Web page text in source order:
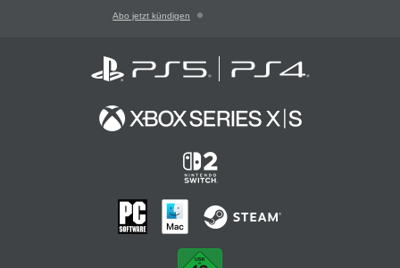
Abo jetzt kündigen